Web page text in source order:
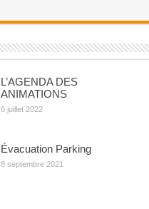
L’AGENDA DES
ANIMATIONS
6 juillet 2022
Évacuation Parking
8 septembre 2021